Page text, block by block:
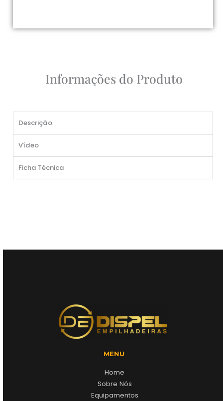
Informações do Produto
Descrição
Vídeo
Ficha Técnica
MENU
Home
Sobre Nós
Equipamentos